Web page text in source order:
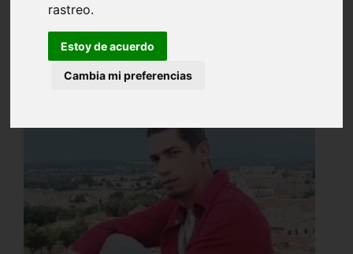
rastreo.
Estoy de acuerdo
Cambia mi preferencias